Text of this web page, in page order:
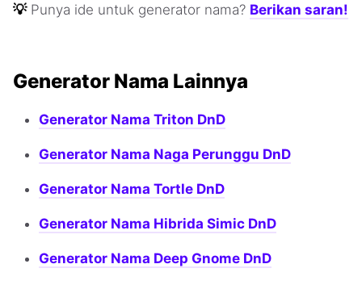
💡 Punya ide untuk generator nama? Berikan saran!
Generator Nama Lainnya
Generator Nama Triton DnD
Generator Nama Naga Perunggu DnD
Generator Nama Tortle DnD
Generator Nama Hibrida Simic DnD
Generator Nama Deep Gnome DnD